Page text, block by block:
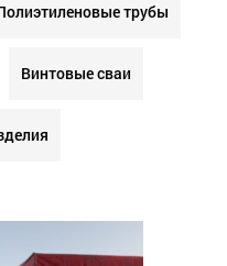
трубы
Винтовые сваи